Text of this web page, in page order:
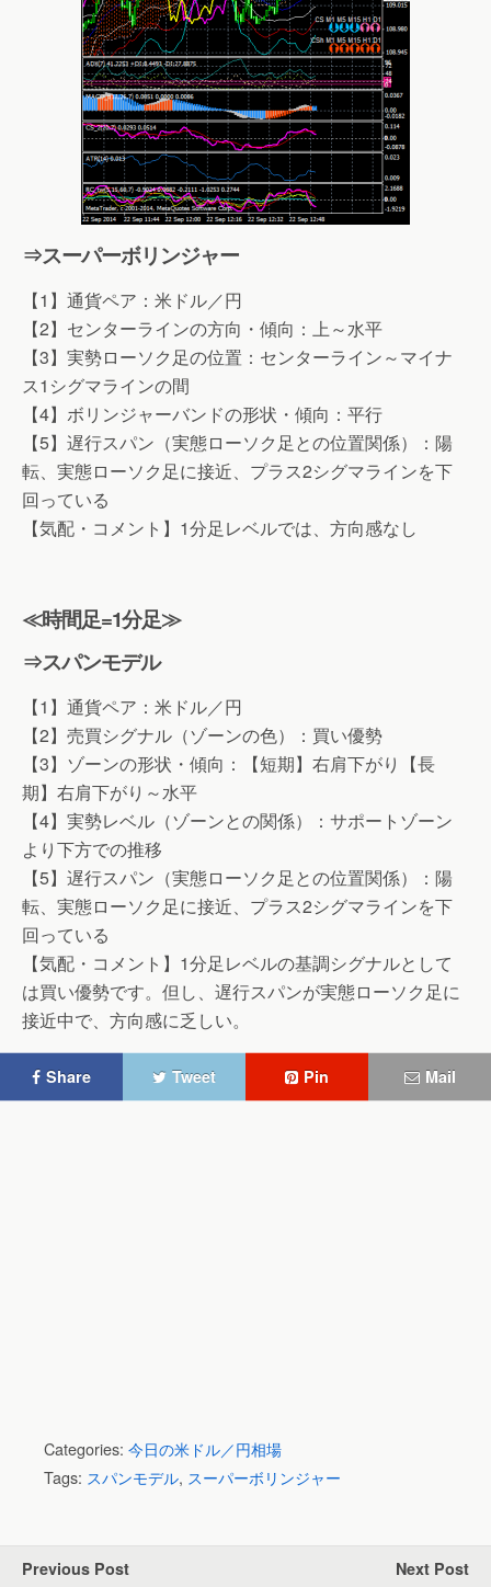
⇒スーパーボリンジャー
【1】通貨ペア：米ドル／円
【2】センターラインの方向・傾向：上～水平
【3】実勢ローソク足の位置：センターライン～マイナ
ス1シグマラインの間
【4】ボリンジャーバンドの形状・傾向：平行
【5】遅行スパン（実態ローソク足との位置関係）：陽
転、実態ローソク足に接近、プラス2シグマラインを下
回っている
【気配・コメント】1分足レベルでは、方向感なし
≪時間足=1分足≫
⇒スパンモデル
【1】通貨ペア：米ドル／円
【2】売買シグナル（ゾーンの色）：買い優勢
【3】ゾーンの形状・傾向：【短期】右肩下がり【長
期】右肩下がり～水平
【4】実勢レベル（ゾーンとの関係）：サポートゾーン
より下方での推移
【5】遅行スパン（実態ローソク足との位置関係）：陽
転、実態ローソク足に接近、プラス2シグマラインを下
回っている
【気配・コメント】1分足レベルの基調シグナルとして
は買い優勢です。但し、遅行スパンが実態ローソク足に
接近中で、方向感に乏しい。
Share Tweet Pin Mail
Categories: 今日の米ドル／円相場
Tags: スパンモデル, スーパーボリンジャー
Previous Post Next Post